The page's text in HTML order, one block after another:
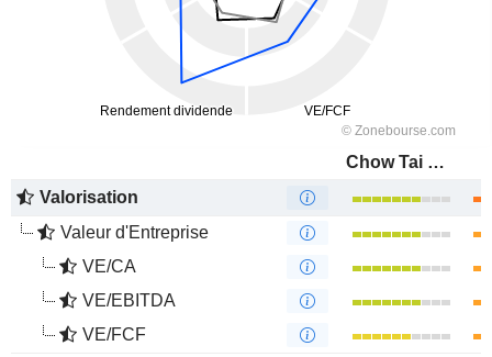
Chow Tai Seng Jewellery Co., Ltd.
Valorisation
Valeur d'Entreprise
VE/CA
VE/EBITDA
VE/FCF